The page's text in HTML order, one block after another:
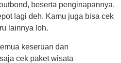
beserta penginapannya.
lagi deh. Kamu juga bisa cek
lainnya loh.
keseruan dan
cek paket wisata